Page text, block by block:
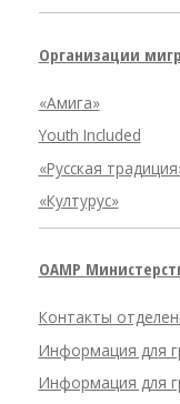
Организации
«Амига»
Youth Included
«Русская
«Културус»
OAMP
Контакты
Информация для
Информация для